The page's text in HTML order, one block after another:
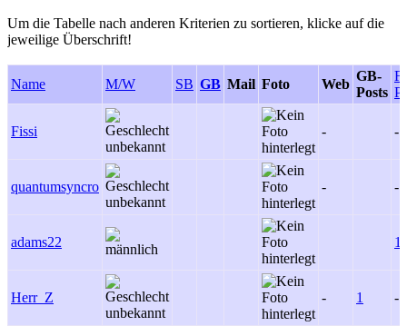
Um die Tabelle nach anderen Kriterien zu sortieren, klicke auf die
jeweilige Überschrift!
Name M/W SB GB Mail Foto Web
GB-
Posts
Fissi - -
quantumsyncro - -
adams22 1
Herr_Z - 1 -